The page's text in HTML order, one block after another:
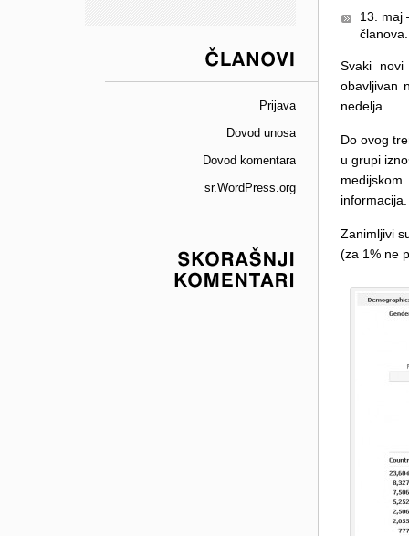
Prijava
Dovod unosa
Dovod komentara
sr.WordPress.org
13. maj
članova.
Svaki
obavljivan
nedelja.
Do ovog
u grupi
informacija.
Zanimljivi
(za 1% ne